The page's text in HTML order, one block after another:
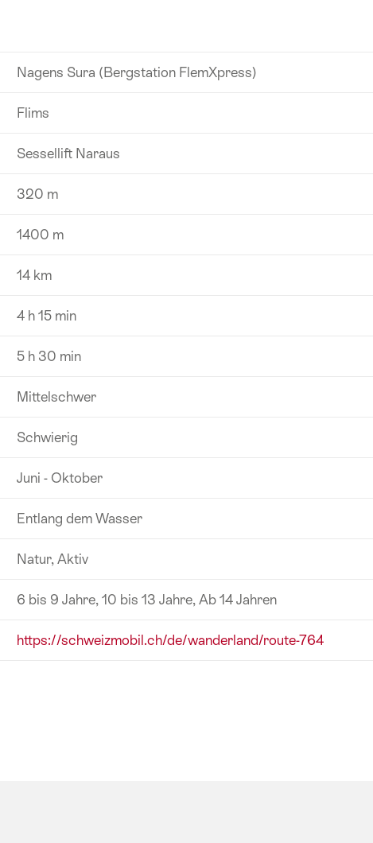
Nagens Sura (Bergstation FlemXpress)
Flims
Sessellift Naraus
320 m
1400 m
14 km
4 h 15 min
5 h 30 min
Mittelschwer
Schwierig
Juni - Oktober
Entlang dem Wasser
Natur, Aktiv
6 bis 9 Jahre, 10 bis 13 Jahre, Ab 14 Jahren
https://schweizmobil.ch/de/wanderland/route-764